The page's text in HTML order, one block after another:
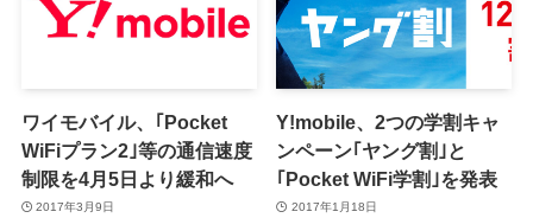
ワイモバイル、｢Pocket
WiFiプラン2｣等の通信速度
制限を4月5日より緩和へ
2017年3月9日
Y!mobile、2つの学割キャ
ンペーン｢ヤング割｣と
｢Pocket WiFi学割｣を発表
2017年1月18日